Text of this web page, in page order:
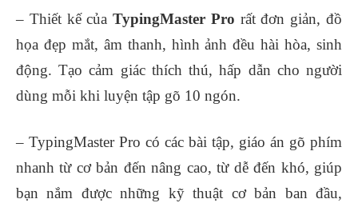
– Thiết kế củaTypingMaster Pro rất đơn giản, đồ
họa đẹp mắt, âm thanh, hình ảnh đều hài hòa, sinh
động. Tạo cảm giác thích thú, hấp dẫn cho người
dùng mỗi khi luyện tập gõ 10 ngón.
– TypingMaster Pro có các bài tập, giáo án gõ phím
nhanh từ cơ bản đến nâng cao, từ dễ đến khó, giúp
bạn nắm được những kỹ thuật cơ bản ban đầu,